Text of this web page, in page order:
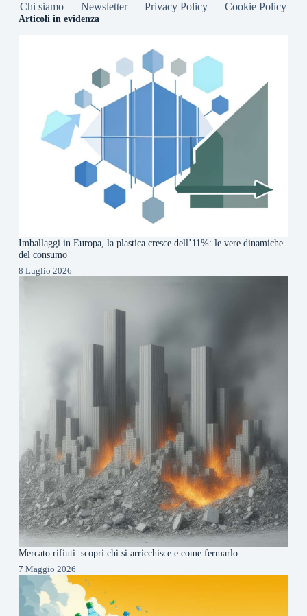
Chi siamo Newsletter Privacy Policy Cookie Policy
Articoli in evidenza
Imballaggi in Europa, la plastica cresce dell’11%: le vere dinamiche
del consumo
8 Luglio 2026
Mercato rifiuti: scopri chi si arricchisce e come fermarlo
7 Maggio 2026